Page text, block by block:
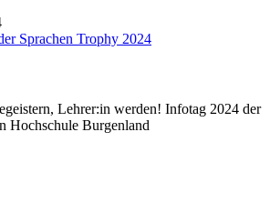
Sprachen Trophy 2024
Lehrer:in werden! Infotag 2024 der
Hochschule Burgenland